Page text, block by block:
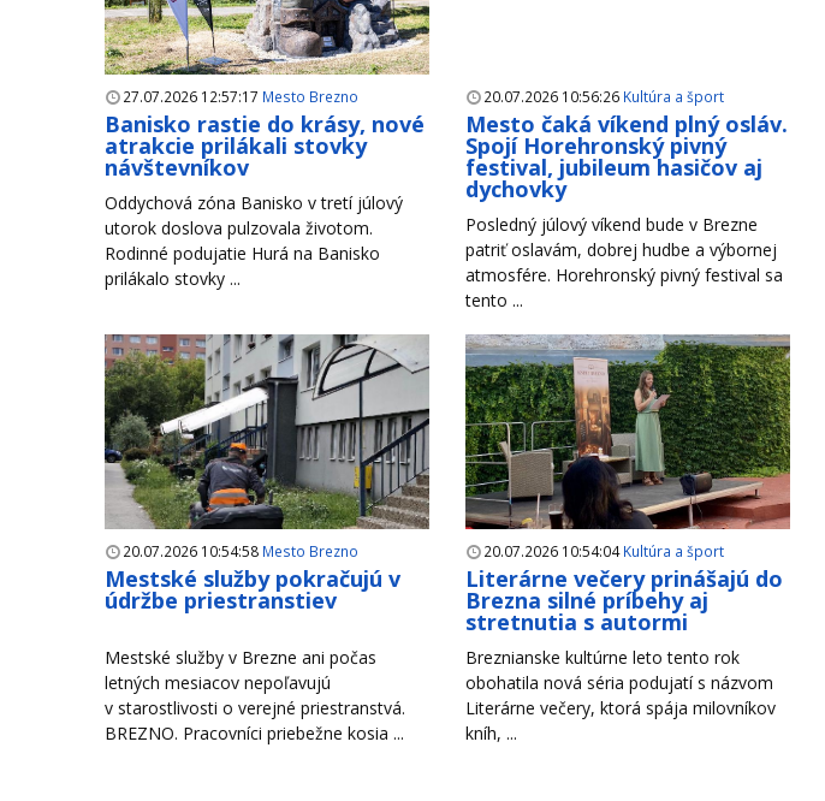
27.07.2026 12:57:17 Mesto Brezno
Banisko rastie do krásy, nové
atrakcie prilákali stovky
návštevníkov
Oddychová zóna Banisko v tretí júlový
utorok doslova pulzovala životom.
Rodinné podujatie Hurá na Banisko
prilákalo stovky ...
20.07.2026 10:56:26 Kultúra a šport
Mesto čaká víkend plný osláv.
Spojí Horehronský pivný
festival, jubileum hasičov aj
dychovky
Posledný júlový víkend bude v Brezne
patriť oslavám, dobrej hudbe a výbornej
atmosfére. Horehronský pivný festival sa
tento ...
20.07.2026 10:54:58 Mesto Brezno
Mestské služby pokračujú v
údržbe priestranstiev
Mestské služby v Brezne ani počas
letných mesiacov nepoľavujú
v starostlivosti o verejné priestranstvá.
BREZNO. Pracovníci priebežne kosia ...
20.07.2026 10:54:04Kultúra a šport
Literárne večery prinášajú do
Brezna silné príbehy aj
stretnutia s autormi
Breznianske kultúrne leto tento rok
obohatila nová séria podujatí s názvom
Literárne večery, ktorá spája milovníkov
kníh, ...